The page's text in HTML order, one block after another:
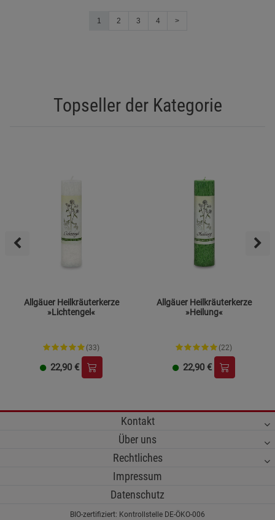
1 2 3 4 >
Topseller der Kategorie
Allgäuer Heilkräuterkerze
»Lichtengel«
(33)
22,90 €
Allgäuer Heilkräuterkerze
»Heilung«
(22)
22,90 €
Kontakt
Über uns
Rechtliches
Impressum
Datenschutz
BIO-zertifiziert: Kontrollstelle DE-ÖKO-006